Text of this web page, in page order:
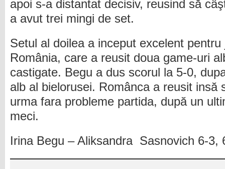
apoi s-a distantat decisiv, reusind să
a avut trei mingi de set.
Setul al doilea a inceput excelent
România, care a reusit doua game-uri
castigate. Begu a dus scorul la 5-0,
alb al bielorusei. Românca a reusit insă
urma fara probleme partida, după un
meci.
Irina Begu – Aliksandra Sasnovich 6-3,